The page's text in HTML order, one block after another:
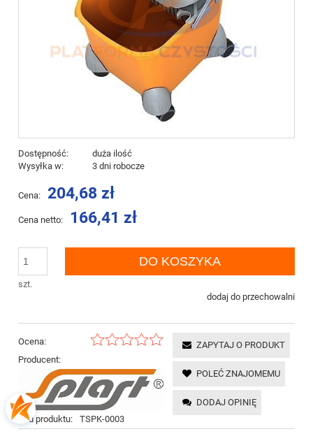
Dostępność:
duża ilość
Wysyłka w:
3 dni robocze
Cena: 204,68 zł
Cena netto: 166,41 zł
szt.
DO KOSZYKA
dodaj do przechowalni
Ocena:
Producent:
Kod produktu: TSPK-0003
ZAPYTAJ O PRODUKT
POLEĆ ZNAJOMEMU
DODAJ OPINIĘ